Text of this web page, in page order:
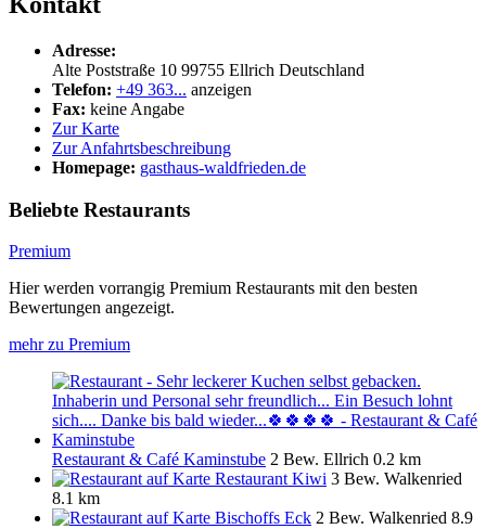
Adresse:
Alte Poststraße 10 99755 Ellrich Deutschland
Telefon: +49 363... anzeigen
Fax: keine Angabe
Zur Karte
Zur Anfahrtsbeschreibung
Homepage: gasthaus-waldfrieden.de
Beliebte Restaurants
Premium
Hier werden vorrangig Premium Restaurants mit den besten
Bewertungen angezeigt.
mehr zu Premium
Restaurant & Café Kaminstube 2 Bew. Ellrich 0.2 km
Restaurant Kiwi 3 Bew. Walkenried
8.1 km
Bischoffs Eck 2 Bew. Walkenried 8.9